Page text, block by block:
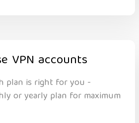
VPN accounts
plan is right for you -
or yearly plan for maximum